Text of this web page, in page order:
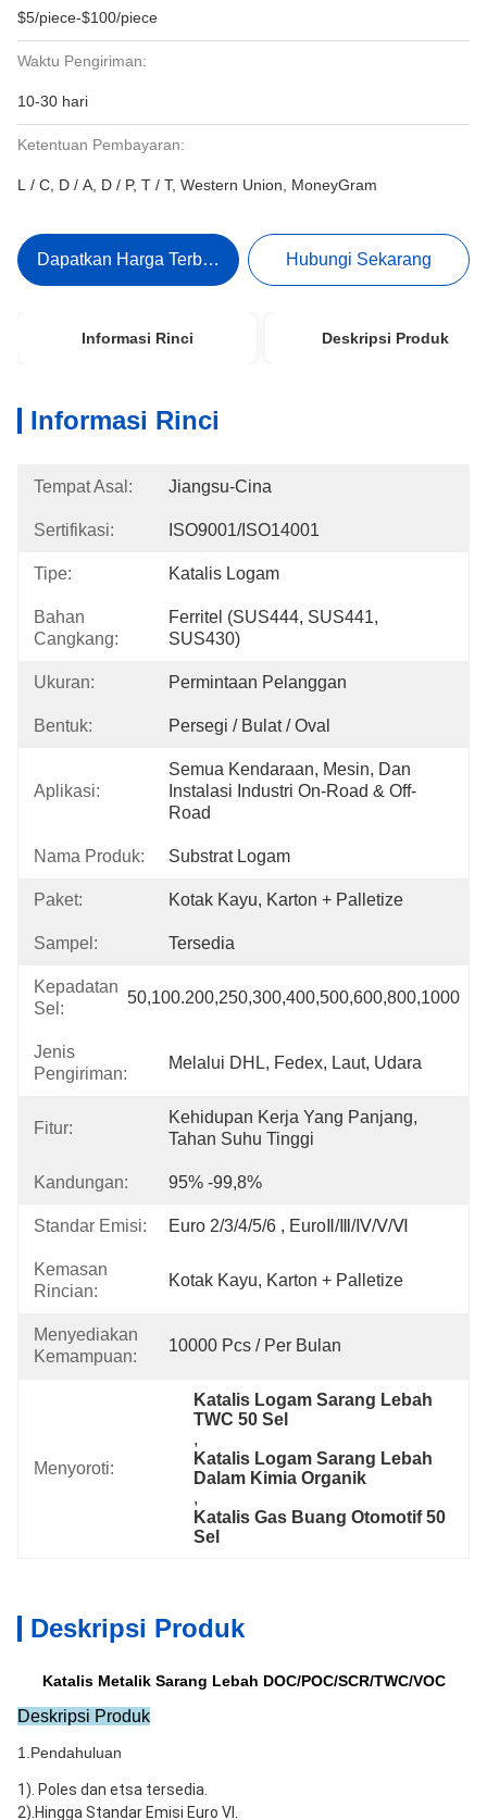
$5/piece-$100/piece
Waktu Pengiriman:
10-30 hari
Ketentuan Pembayaran:
L / C, D / A, D / P, T / T, Western Union, MoneyGram
Dapatkan Harga Terbaik Hubungi Sekarang
Informasi Rinci Deskripsi Produk
Informasi Rinci
Tempat Asal: Jiangsu-Cina
Sertifikasi: ISO9001/ISO14001
Tipe: Katalis Logam
Bahan
Cangkang:
Ferritel (SUS444, SUS441,
SUS430)
Ukuran: Permintaan Pelanggan
Bentuk: Persegi / Bulat / Oval
Aplikasi:
Semua Kendaraan, Mesin, Dan
Instalasi Industri On-Road & Off-
Road
Nama Produk: Substrat Logam
Paket: Kotak Kayu, Karton + Palletize
Sampel: Tersedia
Kepadatan
Sel:
50,100.200,250,300,400,500,600,800,1000
Jenis
Pengiriman:
Melalui DHL, Fedex, Laut, Udara
Fitur:
Kehidupan Kerja Yang Panjang,
Tahan Suhu Tinggi
Kandungan: 95% -99,8%
Standar Emisi: Euro 2/3/4/5/6 , EuroⅡ/Ⅲ/Ⅳ/Ⅴ/Ⅵ
Kemasan
Rincian:
Kotak Kayu, Karton + Palletize
Menyediakan
Kemampuan:
10000 Pcs / Per Bulan
Menyoroti:
Katalis Logam Sarang Lebah
TWC 50 Sel
,
Katalis Logam Sarang Lebah
Dalam Kimia Organik
,
Katalis Gas Buang Otomotif 50
Sel
Deskripsi Produk
Katalis Metalik Sarang Lebah DOC/POC/SCR/TWC/VOC
Deskripsi Produk
1. Pendahuluan
1). Poles dan etsa tersedia.
2).Hingga Standar Emisi Euro VI.